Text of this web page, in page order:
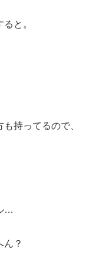
と。
持ってるので、
…
ん？